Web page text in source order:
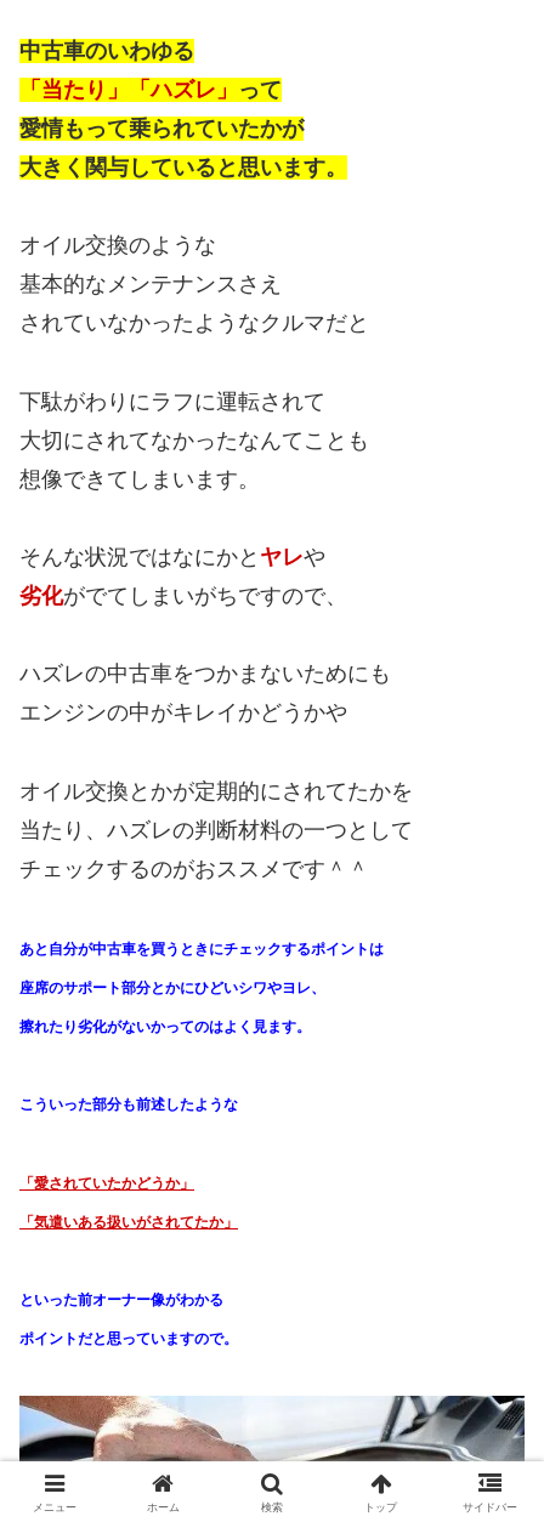
中古車のいわゆる
「当たり」「ハズレ」 って
愛情もって乗られていたかが
大きく関与していると思います。
オイル交換のような
基本的なメンテナンスさえ
されていなかったようなクルマだと
下駄がわりにラフに運転されて
大切にされてなかったなんてことも
想像できてしまいます。
そんな状況ではなにかと ヤレや
劣化がでてしまいがちですので、
ハズレの中古車をつかまないためにも
エンジンの中がキレイかどうかや
オイル交換とかが定期的にされてたかを
当たり、ハズレの判断材料の一つとして
チェックするのがおススメです＾＾
あと自分が中古車を買うときにチェックするポイントは
座席のサポート部分とかにひどいシワやヨレ、
擦れたり劣化がないかってのはよく見ます。
こういった部分も前述したような
「愛されていたかどうか」
「気遣いある扱いがされてたか」
といった前オーナー像がわかる
ポイントだと思っていますので。
メニュー ホーム 検索 トップ サイドバー